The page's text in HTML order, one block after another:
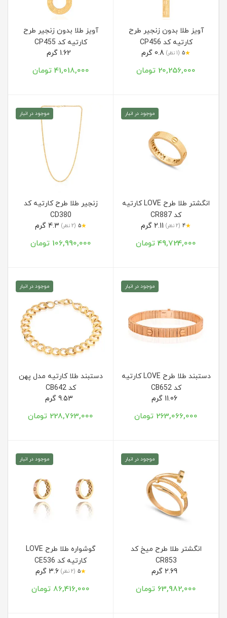
آویز طلا بدون زنجیر طرح
کارتیه کد CP456
★
5 (1 نظر)
20,256,000 تومان
آویز طلا بدون زنجیر طرح
کارتیه کد CP455
41,018,000 تومان
موجود در انبار
انگشتر طلا طرح LOVE کارتیه
کد CR887
★
4 (2 نظر)
49,724,000 تومان
موجود در انبار
زنجیر طلا طرح کارتیه کد
CD380
★
5 (2 نظر)
106,990,000 تومان
موجود در انبار
دستبند طلا طرح LOVE کارتیه
کد CB652
11.06 گرم
263,066,000 تومان
موجود در انبار
دستبند طلا کارتیه مدل پهن
کد CB642
228,763,000 تومان
موجود در انبار
انگشتر طلا طرح میخ کد
CR853
2.69 گرم
63,982,000 تومان
موجود در انبار
گوشواره طلا طرح LOVE
کارتیه کد CE536
★
5 (2 نظر) 3.6 گرم
86,416,000 تومان